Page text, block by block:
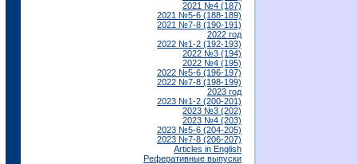
2021 №4 (187)
2021 №5-6 (188-189)
2021 №7-8 (190-191)
2022 год
2022 №1-2 (192-193)
2022 №3 (194)
2022 №4 (195)
2022 №5-6 (196-197)
2022 №7-8 (198-199)
2023 год
2023 №1-2 (200-201)
2023 №3 (202)
2023 №4 (203)
2023 №5-6 (204-205)
2023 №7-8 (206-207)
Articles in English
Реферативные выпуски